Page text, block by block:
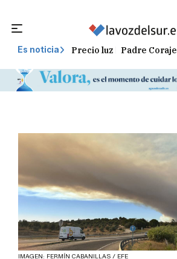
Es noticia Precio luz Padre Coraje
IMAGEN: FERMÍN CABANILLAS / EFE